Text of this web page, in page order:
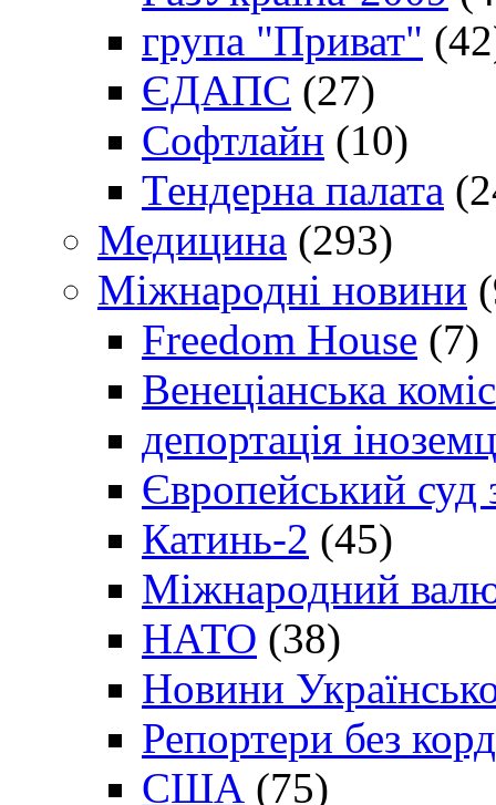
група "Приват"
ЄДАПС (27)
Софтлайн (10)
Тендерна палата
Медицина (293)
Міжнародні новини
Freedom House (7)
Венеціанська
депортація
Європейський
Катинь-2 (45)
Міжнародний
НАТО (38)
Новини
Репортери без
США (75)